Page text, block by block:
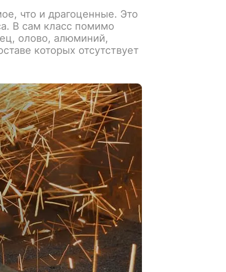
что и драгоценные. Это
В сам класс помимо
олово, алюминий,
которых отсутствует